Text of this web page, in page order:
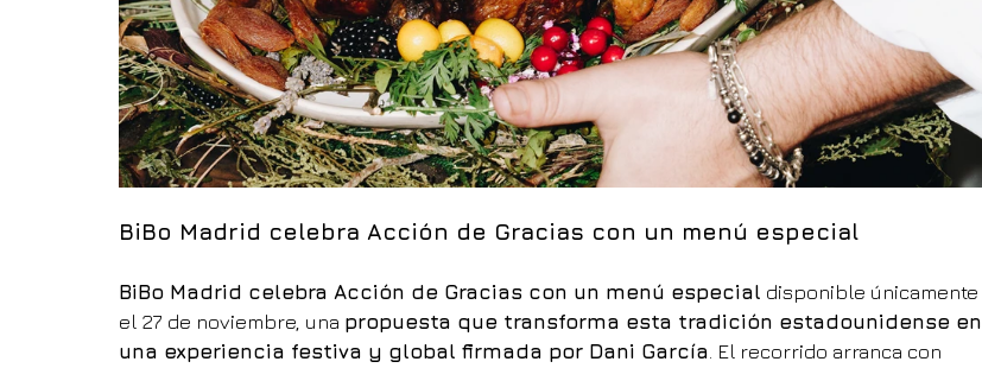
BiBo Madrid celebra Acción de Gracias con un menú especial
BiBo Madrid celebra Acción de Gracias con un menú especial disponible únicamente
el 27 de noviembre, una propuesta que transforma esta tradición estadounidense en
una experiencia festiva y global firmada por Dani García. El recorrido arranca con